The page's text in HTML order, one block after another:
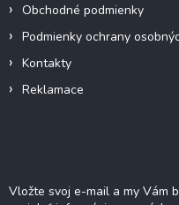
Obchodné podmienky
Podmienky ochrany
Kontakty
Reklamace
Vložte svoj e-mail a my Vám